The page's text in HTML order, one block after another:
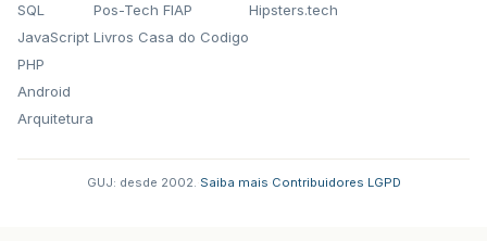
SQL
JavaScript
PHP
Android
Arquitetura
Pos-Tech FIAP
Livros Casa do Codigo
Hipsters.tech
GUJ: desde 2002. Saiba mais Contribuidores LGPD